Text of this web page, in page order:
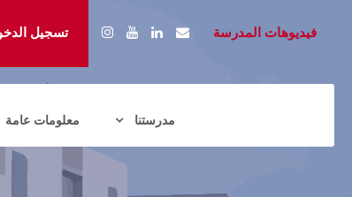
فيديوهات المدرسة تسجيل
مدرستنا معلومات عامة